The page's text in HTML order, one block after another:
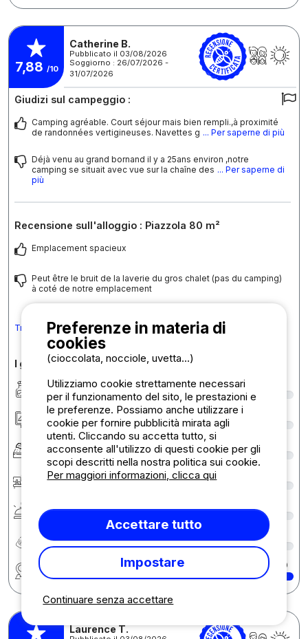
7,88 /10
Catherine B.
Pubblicato il 03/08/2026
Soggiorno : 26/07/2026 -
31/07/2026
Giudizi sul campeggio :
Camping agréable. Court séjour mais bien rempli.,à proximité
de randonnées vertigineuses. Navettes g ... Per saperne di più
Déjà venu au grand bornand il y a 25ans environ ,notre
camping se situait avec vue sur la chaîne des ... Per saperne di
più
Recensione sull'alloggio : Piazzola 80 m²
Emplacement spacieux
Peut être le bruit de la laverie du gros chalet (pas du camping)
à coté de notre emplacement
Tradurre il commento in Italiano
I giudizi in dettaglio
Pulizia/Igiene
Sistemazione/Piazzole
Reception
Rapporto qualità/prezzo
10
Laurence T.
Continuare senza accettare
Preferenze in materia di
cookies
(cioccolata, nocciole, uvetta...)
Utilizziamo cookie strettamente necessari
per il funzionamento del sito, le prestazioni e
le preferenze. Possiamo anche utilizzare i
cookie per fornire pubblicità mirata agli
utenti. Cliccando su accetta tutto, si
acconsente all'utilizzo di questi cookie per gli
scopi descritti nella nostra politica sui cookie.
Per maggiori informazioni, clicca qui
Accettare tutto
Impostare